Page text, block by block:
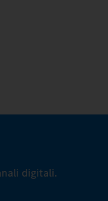
digitali.